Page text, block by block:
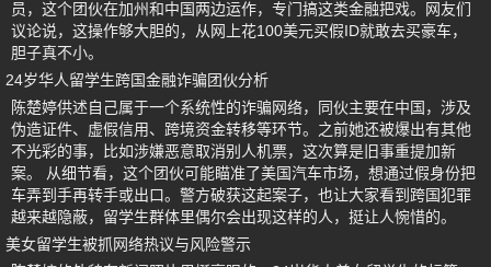
员，这个团伙在加州和中国两边运作，专门搞这类金融把戏。网友们
议论说，这操作够大胆的，从网上花100美元买假ID就敢去买豪车，
胆子真不小。
24岁华人留学生跨国金融诈骗团伙分析
陈楚婷供述自己属于一个系统性的诈骗网络，同伙主要在中国，涉及
伪造证件、虚假信用、跨境资金转移等环节。之前她还被爆出有其他
不光彩的事，比如涉嫌恶意取消别人机票，这次算是旧事重提加新
案。 从细节看，这个团伙可能瞄准了美国汽车市场，想通过假身份把
车弄到手再转手或出口。警方破获这起案子，也让大家看到跨国犯罪
越来越隐蔽，留学生群体里偶尔会出现这样的人，挺让人惋惜的。
美女留学生被抓网络热议与风险警示